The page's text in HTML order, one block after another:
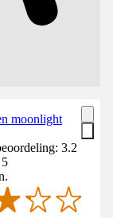
moonlight
3.2